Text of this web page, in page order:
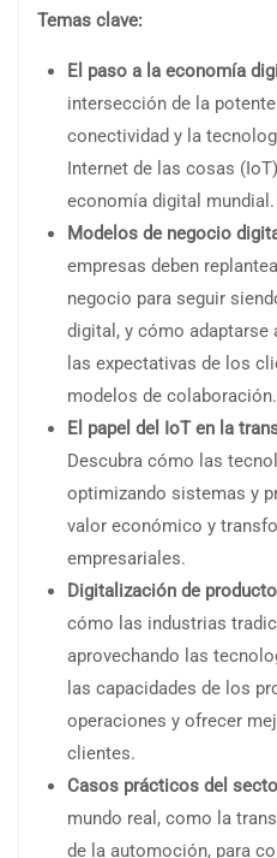
Temas clave:
El paso a la economía
intersección de la
conectividad y la
Internet de las cosas
economía digital mundial.
Modelos de negocio
empresas deben
negocio para seguir
digital, y cómo
las expectativas de los
modelos de colaboración.
El papel del IoT en la
Descubra cómo las
optimizando sistemas y
valor económico y
empresariales.
Digitalización de
cómo las industrias
aprovechando las
las capacidades de los
operaciones y ofrecer
clientes.
Casos prácticos del
mundo real, como la
de la automoción, para